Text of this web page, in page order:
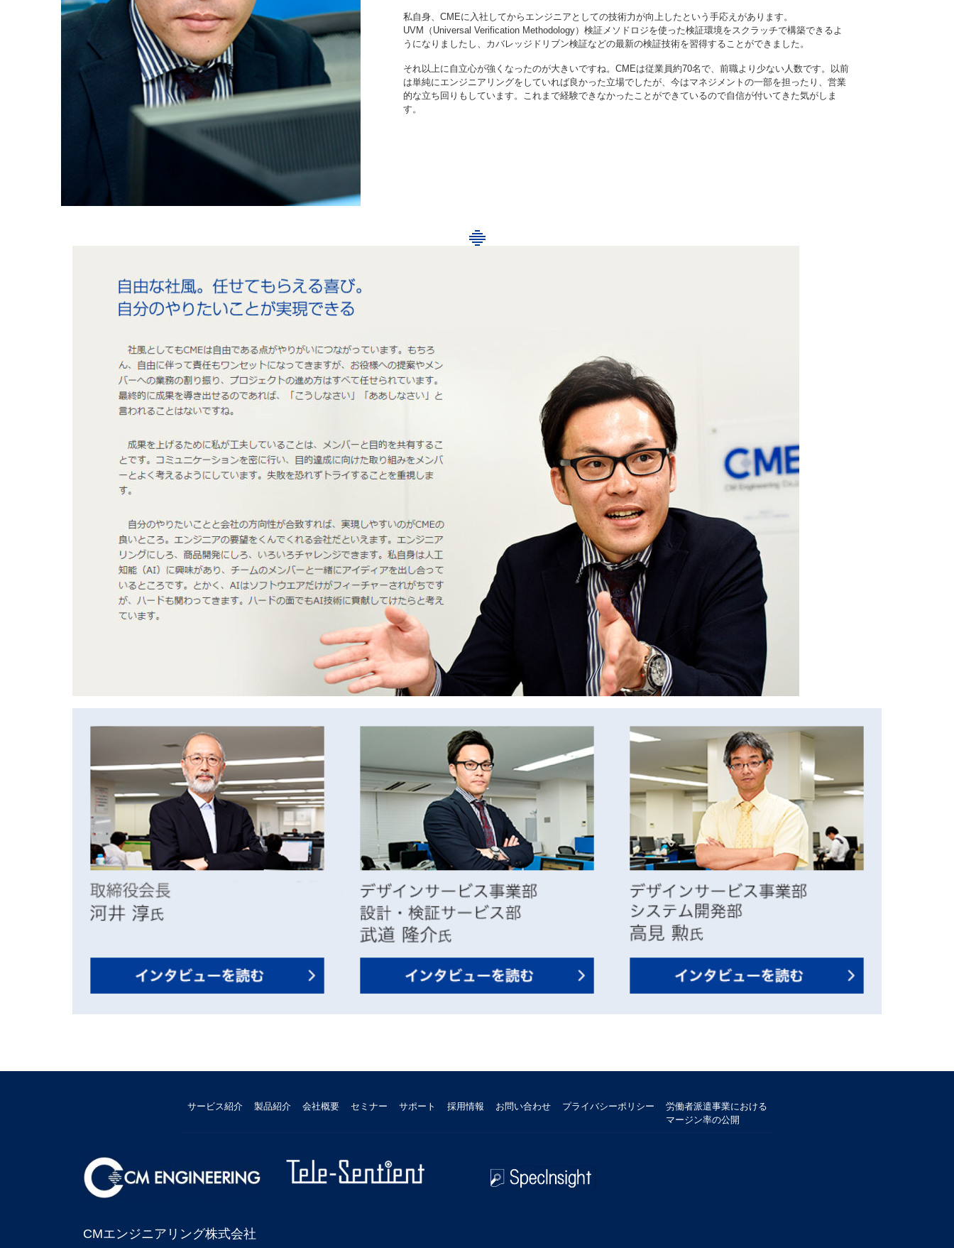
私自身、CMEに入社してからエンジニアとしての技術力が向上したという手応えがあります。
UVM（Universal Verification Methodology）検証メソドロジを使った検証環境をスクラッチで構築できるよ
うになりましたし、カバレッジドリブン検証などの最新の検証技術を習得することができました。
それ以上に自立心が強くなったのが大きいですね。CMEは従業員約70名で、前職より少ない人数です。以前
は単純にエンジニアリングをしていれば良かった立場でしたが、今はマネジメントの一部を担ったり、営業
的な立ち回りもしています。これまで経験できなかったことができているので自信が付いてきた気がしま
す。
サービス紹介 製品紹介 会社概要 セミナー サポート 採用情報 お問い合わせ プライバシーポリシー
労働者派遣事業における
マージン率の公開
CMエンジニアリング株式会社